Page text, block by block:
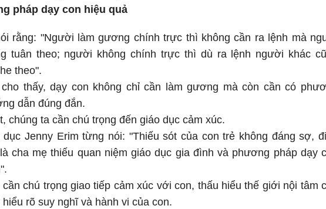
pháp dạy con hiệu quả
rằng: "Người làm gương chính trực thì không cần ra lệnh mà
tuân theo; người không chính trực thì dù ra lệnh người khác
theo".
thấy, dạy con không chỉ cần làm gương mà còn cần có
dẫn đúng đắn.
chúng ta cần chú trọng đến giáo dục cảm xúc.
dục Jenny Erim từng nói: "Thiếu sót của con trẻ không đáng sợ,
cha mẹ thiếu quan niệm giáo dục gia đình và phương pháp dạy
cần chú trọng giao tiếp cảm xúc với con, thấu hiểu thế giới nội tâm
hiểu rõ suy nghĩ và hành vi của con.